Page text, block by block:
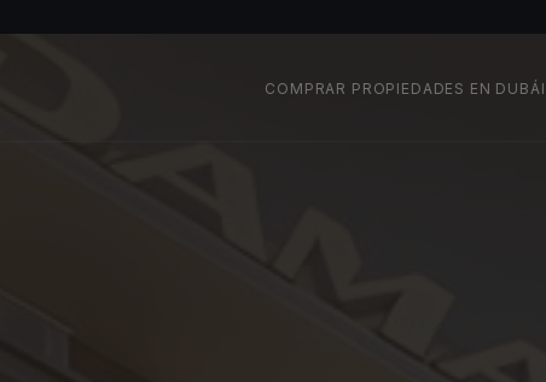
COMPRAR PROPIEDADES EN DUBÁI